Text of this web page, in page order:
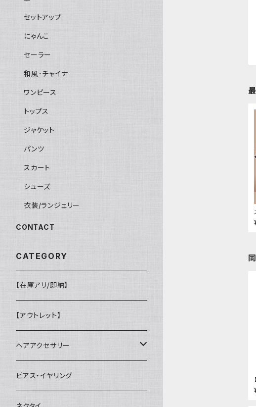
セットアップ
にゃんこ
セーラー
和風･チャイナ
ワンピース
トップス
ジャケット
パンツ
スカート
シューズ
衣装/ランジェリー
CONTACT
CATEGORY
【在庫アリ/即納】
【アウトレット】
ヘアアクセサリー
ヘアクリップ
ヘッドドレス・カチューシャ
ピアス・イヤリング